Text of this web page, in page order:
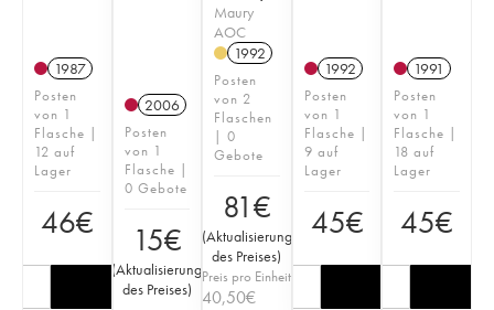
1987
Posten
von 1
Flasche |
12 auf
Lager
46€
2006
Posten
von 1
Flasche |
0 Gebote
15€
(Aktualisierung
des Preises)
Maury
AOC
1992
Posten
von 2
Flaschen
| 0
Gebote
81€
(Aktualisierung
des Preises)
Preis pro Einheit
40,50€
1992
Posten
von 1
Flasche |
9 auf
Lager
45€
1991
Posten
von 1
Flasche |
18 auf
Lager
45€